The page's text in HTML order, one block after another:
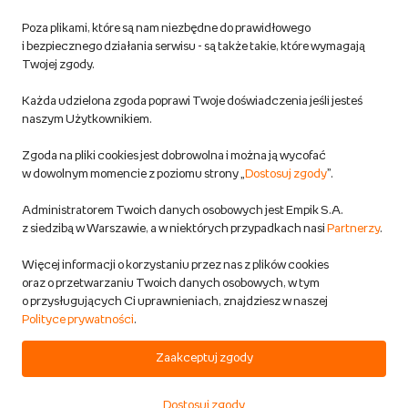
Polityka prywatności empik.com
produktów niebezpiecznych
Dostosuj zgody
Polityka prywatności empik
Raty u partnerów Empiku
Odbiór zużytego sprzętu
Poza plikami, które są nam niezbędne do prawidłowego
i bezpiecznego działania serwisu - są także takie, które wymagają
Twojej zgody.
Każda udzielona zgoda poprawi Twoje doświadczenia jeśli jesteś
naszym Użytkownikiem.
Zgoda na pliki cookies jest dobrowolna i można ją wycofać
w dowolnym momencie z poziomu strony „ Dostosuj zgody”.
Administratorem Twoich danych osobowych jest Empik S.A.
z siedzibą w Warszawie, a w niektórych przypadkach nasi Partnerzy.
Więcej informacji o korzystaniu przez nas z plików cookies
oraz o przetwarzaniu Twoich danych osobowych, w tym
o przysługujących Ci uprawnieniach, znajdziesz w naszej
Polityce prywatności.
Zaakceptuj zgody